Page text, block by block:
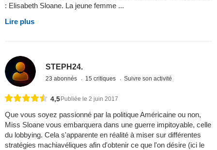
: Elisabeth Sloane. La jeune femme ...
Lire plus
STEPH24.
23 abonnés 15 critiques Suivre son activité
4,5Publiée le 2 juin 2017
Que vous soyez passionné par la politique Américaine ou non,
Miss Sloane vous embarquera dans une guerre impitoyable, celle
du lobbying. Cela s'apparente en réalité à miser sur différentes
stratégies machiavéliques afin d'obtenir ce que l'on désire (ici le